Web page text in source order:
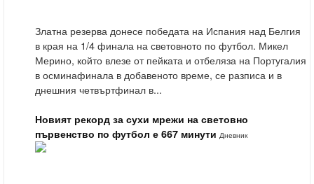
Златна резерва донесе победата на Испания над Белгия
в края на 1/4 финала на световното по футбол. Микел
Мерино, който влезе от пейката и отбеляза на Португалия
в осминафинала в добавеното време, се разписа и в
днешния четвъртфинал в...
Новият рекорд за сухи мрежи на световно
първенство по футбол е 667 минути Дневник